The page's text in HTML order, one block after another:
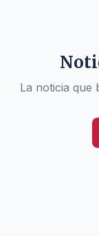
La noticia que